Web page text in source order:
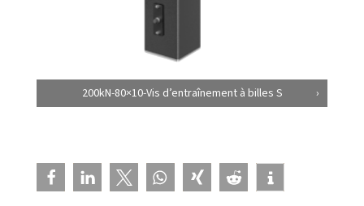
200kN-80×10-Vis d’entraînement à billes S